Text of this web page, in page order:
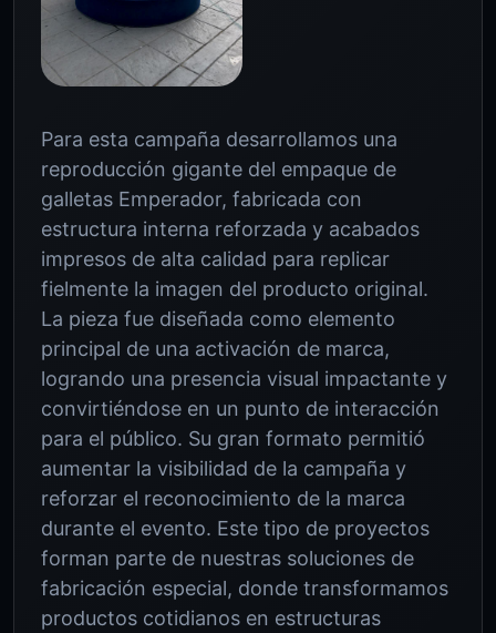
Para esta campaña desarrollamos una
reproducción gigante del empaque de
galletas Emperador, fabricada con
estructura interna reforzada y acabados
impresos de alta calidad para replicar
fielmente la imagen del producto original.
La pieza fue diseñada como elemento
principal de una activación de marca,
logrando una presencia visual impactante y
convirtiéndose en un punto de interacción
para el público. Su gran formato permitió
aumentar la visibilidad de la campaña y
reforzar el reconocimiento de la marca
durante el evento. Este tipo de proyectos
forman parte de nuestras soluciones de
fabricación especial, donde transformamos
productos cotidianos en estructuras